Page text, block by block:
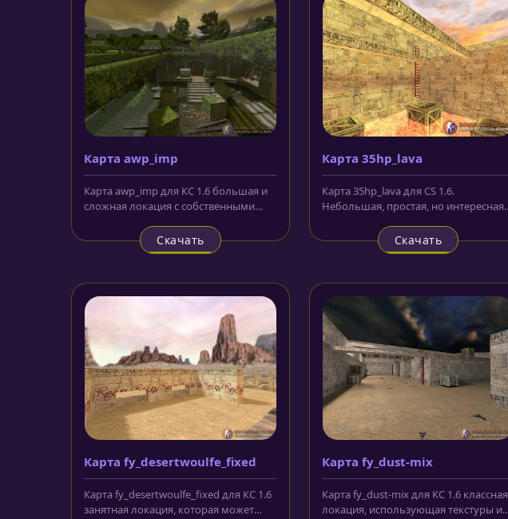
Карта awp_imp
Карта awp_imp для КС 1.6 большая и
сложная локация с собственными
Скачать
Карта 35hp_lava
Карта 35hp_lava для CS 1.6.
Небольшая, простая, но интересная
помещение с...Скачать
Карта fy_desertwoulfe_fixed
Карта fy_desertwoulfe_fixed для КС 1.6
занятная локация, которая может
Карта fy_dust-mix
Карта fy_dust-mix для КС 1.6 классная
локация, использующая текстуры и